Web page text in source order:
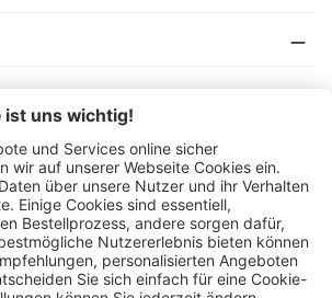
Folgen Sie uns auch auf